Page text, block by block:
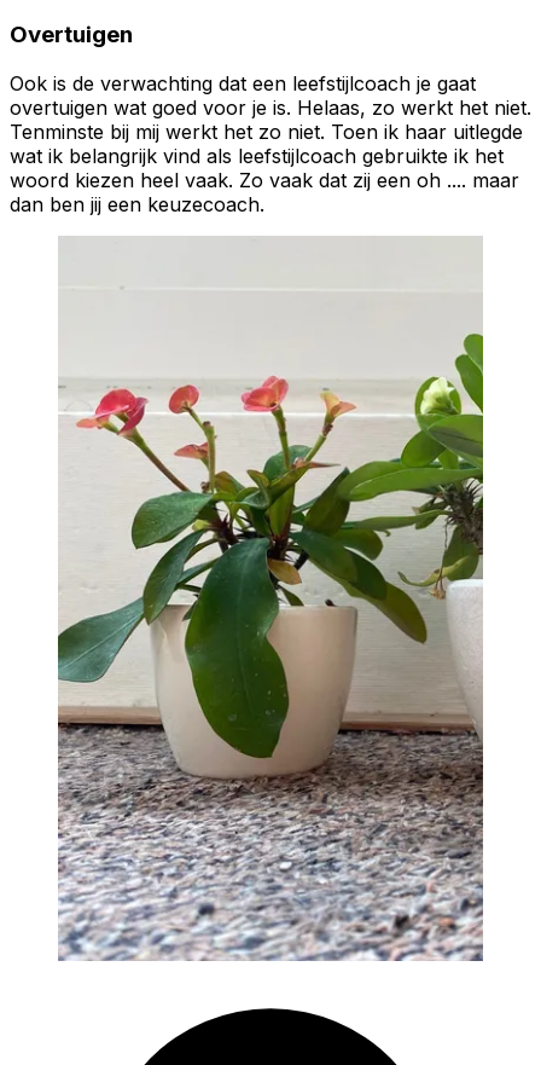
Overtuigen
Ook is de verwachting dat een leefstijlcoach je gaat
overtuigen wat goed voor je is. Helaas, zo werkt het niet.
Tenminste bij mij werkt het zo niet. Toen ik haar uitlegde
wat ik belangrijk vind als leefstijlcoach gebruikte ik het
woord kiezen heel vaak. Zo vaak dat zij een oh .... maar
dan ben jij een keuzecoach.